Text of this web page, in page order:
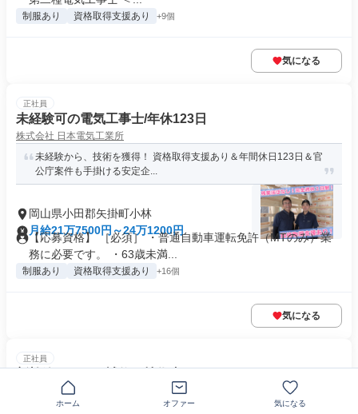
制服あり 資格取得支援あり +9個
気になる
正社員
未経験可の電気工事士/年休123日
株式会社 日本電気工業所
未経験から、技術を獲得！ 資格取得支援あり＆年間休日123日＆官
公庁案件も手掛ける安定企...
岡山県小田郡矢掛町小林
月給21万7500円～24万1200円
【応募資格】 ［必須］ ・普通自動車運転免許（MTのみ）業
務に必要です。 ・63歳未満...
制服あり 資格取得支援あり +16個
気になる
正社員
株式会社巧和
ホーム オファー 気になる